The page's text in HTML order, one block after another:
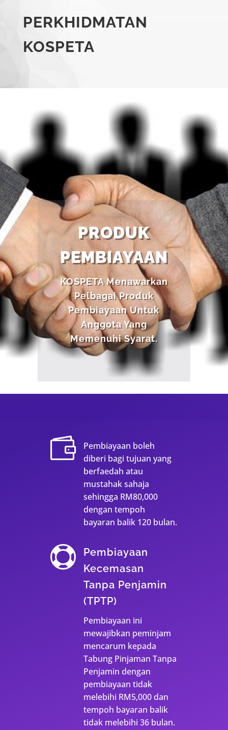
PERKHIDMATAN
KOSPETA
PRODUK
PEMBIAYAAN
KOSPETA Menawarkan
Pelbagai Produk
Pembiayaan Untuk
Anggota Yang
Memenuhi Syarat.

Pembiayaan boleh
diberi bagi tujuan yang
berfaedah atau
mustahak sahaja
sehingga RM80,000
dengan tempoh
bayaran balik 120 bulan.

Pembiayaan
Kecemasan
Tanpa Penjamin
(TPTP)
Pembiayaan ini
mewajibkan peminjam
mencarum kepada
Tabung Pinjaman Tanpa
Penjamin dengan
pembiayaan tidak
melebihi RM5,000 dan
tempoh bayaran balik
tidak melebihi 36 bulan.